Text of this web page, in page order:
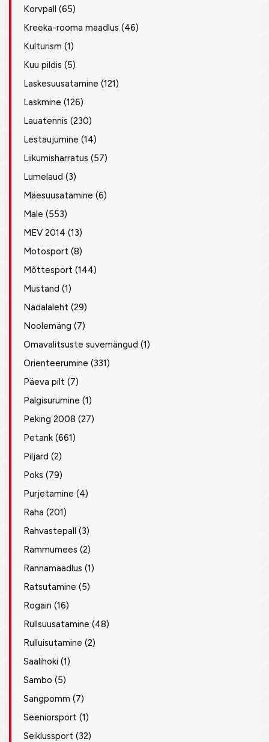
Korvpall (65)
Kreeka-rooma maadlus (46)
Kulturism (1)
Kuu pildis (5)
Laskesuusatamine (121)
Laskmine (126)
Lauatennis (230)
Lestaujumine (14)
Liikumisharratus (57)
Lumelaud (3)
Mäesuusatamine (6)
Male (553)
MEV 2014 (13)
Motosport (8)
Mõttesport (144)
Mustand (1)
Nädalaleht (29)
Noolemäng (7)
Omavalitsuste suvemängud (1)
Orienteerumine (331)
Päeva pilt (7)
Palgisurumine (1)
Peking 2008 (27)
Petank (661)
Piljard (2)
Poks (79)
Purjetamine (4)
Raha (201)
Rahvastepall (3)
Rammumees (2)
Rannamaadlus (1)
Ratsutamine (5)
Rogain (16)
Rullsuusatamine (48)
Rulluisutamine (2)
Saalihoki (1)
Sambo (5)
Sangpomm (7)
Seeniorsport (1)
Seiklussport (32)